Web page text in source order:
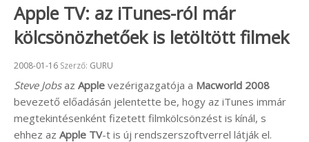
Apple TV: az iTunes-ról már
kölcsönözhetőek is letöltött filmek
Beküldve:
2008-01-16 Szerző: GURU
Steve Jobsaz Apple vezérigazgatója a Macworld 2008
bevezető előadásán jelentette be, hogy az iTunes immár
megtekintésenként fizetett filmkölcsönzést is kínál, s
ehhez az Apple TV-t is új rendszerszoftverrel látják el.